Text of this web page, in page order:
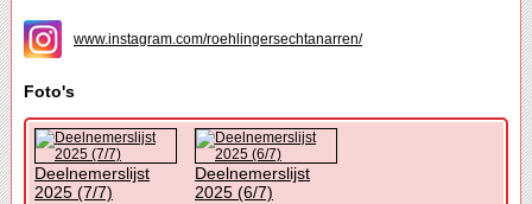
www.instagram.com/roehlingersechtanarren/
Foto's
Deelnemerslijst
2025 (7/7)
Deelnemerslijst
2025 (6/7)